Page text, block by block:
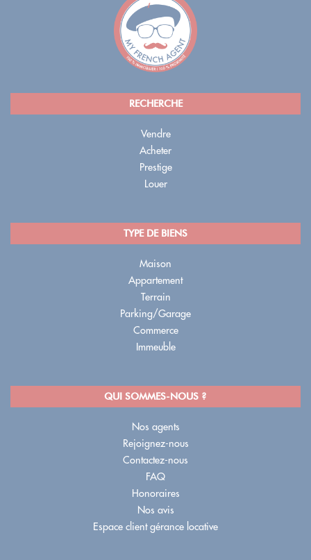
RECHERCHE
Vendre
Acheter
Prestige
Louer
TYPE DE BIENS
Maison
Appartement
Terrain
Parking/Garage
Commerce
Immeuble
QUI SOMMES-NOUS ?
Nos agents
Rejoignez-nous
Contactez-nous
FAQ
Honoraires
Nos avis
Espace client gérance locative